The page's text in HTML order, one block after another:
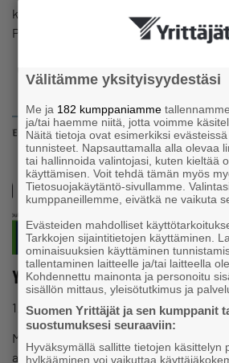
klo 18Lähtö: Kalmaanranta,
Paskonnokan uudelle…
Yrityskummit are coming to town!
1.5.2025 klo 23:31 Tapahtuma
Markku Saarinen ja Jouko Suokas,
auttavat sinua yrittäjätaipaleellasi –
Välitämme yksityisyydestäsi
Me ja 182 kumppaniamme
ja/tai haemme niitä, jotta voimme
Näitä tietoja ovat esimerkiksi
tunnisteet. Napsauttamalla alla olevaa
tai hallinnoida valintojasi, kuten kieltää
käyttämisen. Voit tehdä tämän myös
Tietosuojakäytäntö-sivullamme.
kumppaneillemme, eivätkä ne vaikuta
Evästeiden mahdolliset
Tarkkojen sijaintitietojen käyttäminen.
ominaisuuksien käyttäminen
tallentaminen laitteelle ja/tai laitteella
Kohdennettu mainonta ja personoitu
sisällön mittaus, yleisötutkimus ja
Suomen Yrittäjät ja sen kumppanit
suostumuksesi seuraaviin:
Hyväksymällä sallitte tietojen käsittelyn
hylkääminen voi vaikuttaa